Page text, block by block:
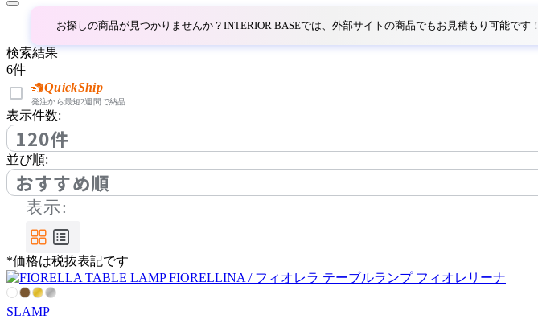
BROKIS
ブロッキス
CL Sterling & Son
シーエル スターリングア
ンドサン
Coccole
コッコレ
cosine
お探しの商品が見つかりませんか？INTERIOR BASEでは、外部サイトの商品でもお見積もり可能です！
検索結果
6件
QuickShip
発注から最短2週間で納品
表示件数:
120件
並び順:
おすすめ順
表示:
*価格は税抜表記です
SLAMP